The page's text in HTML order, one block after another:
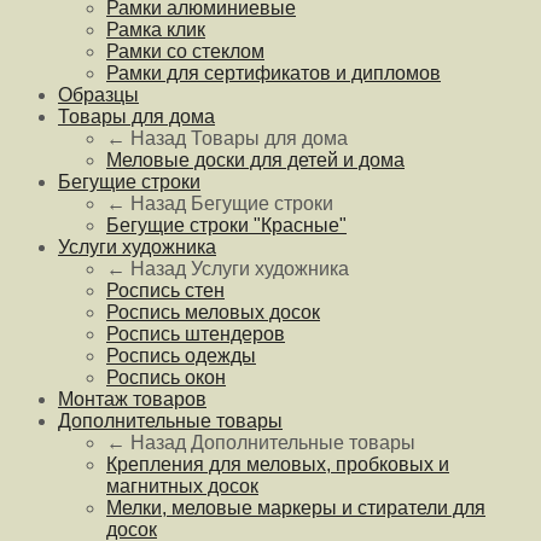
Рамки алюминиевые
Рамка клик
Рамки со стеклом
Рамки для сертификатов и дипломов
Образцы
Товары для дома
← Назад Товары для дома
Меловые доски для детей и дома
Бегущие строки
← Назад Бегущие строки
Бегущие строки "Красные"
Услуги художника
← Назад Услуги художника
Роспись стен
Роспись меловых досок
Роспись штендеров
Роспись одежды
Роспись окон
Монтаж товаров
Дополнительные товары
← Назад Дополнительные товары
Крепления для меловых, пробковых и
магнитных досок
Мелки, меловые маркеры и стиратели для
досок